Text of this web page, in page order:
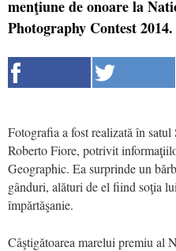
menţiune de onoare la
Photography Contest 2014.
Fotografia a fost realizată în
Roberto Fiore, potrivit
Geographic. Ea surprinde un
gânduri, alături de el fiind soţia
împărtăşanie.
Câştigătoarea marelui premiu al